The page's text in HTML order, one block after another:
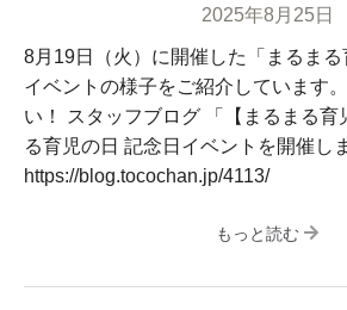
2025年8月25日
8月19日（火）に開催した「まるま
イベントの様子をご紹介しています
い！ スタッフブログ 「【まるまる育
る育児の日 記念日イベントを開催し
https://blog.tocochan.jp/4113/
もっと読む